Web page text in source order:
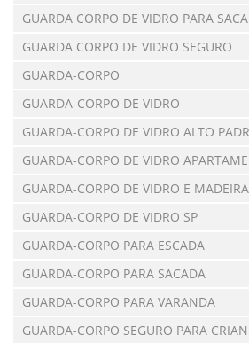
GUARDA CORPO DE VIDRO PARA
GUARDA CORPO DE VIDRO SEGURO
GUARDA-CORPO
GUARDA-CORPO DE VIDRO
GUARDA-CORPO DE VIDRO ALTO
GUARDA-CORPO DE VIDRO
GUARDA-CORPO DE VIDRO E MADEIRA
GUARDA-CORPO DE VIDRO SP
GUARDA-CORPO PARA ESCADA
GUARDA-CORPO PARA SACADA
GUARDA-CORPO PARA VARANDA
GUARDA-CORPO SEGURO PARA